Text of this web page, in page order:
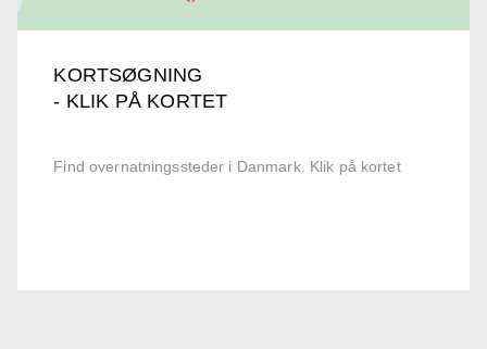
KORTSØGNING
- KLIK PÅ KORTET
Find overnatningssteder i Danmark. Klik på kortet